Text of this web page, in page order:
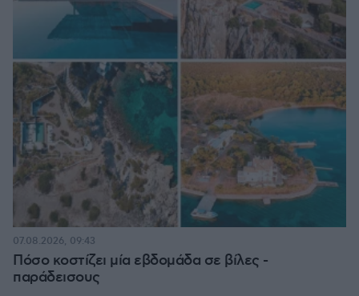
Πόσο κοστίζει μία εβδομάδα σε βίλες -
παράδεισους
07.08.2026, 09:43